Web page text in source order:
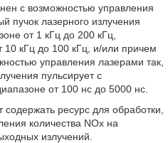
с возможностью управления
пучок лазерного излучения
от 1 кГц до 200 кГц,
10 кГц до 100 кГц, и/или причем
управления лазерами так,
пульсирует с
от 100 нс до 5000 нс.
ресурс для обработки,
количества NOx на
излучений.